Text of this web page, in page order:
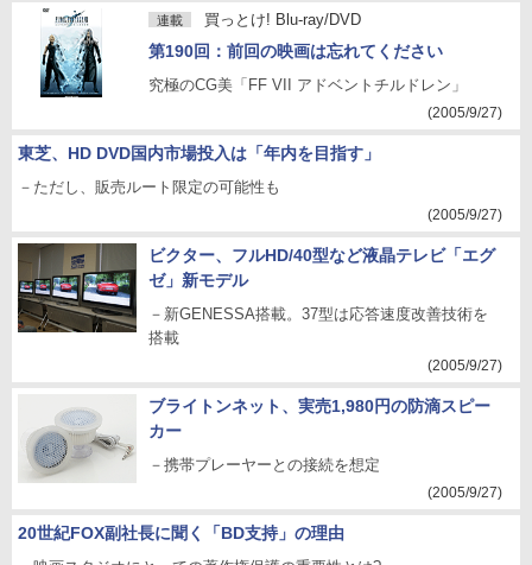
連載 買っとけ! Blu-ray/DVD
第190回：前回の映画は忘れてください
究極のCG美「FF VII アドベントチルドレン」
(2005/9/27)
東芝、HD DVD国内市場投入は「年内を目指す」
－ただし、販売ルート限定の可能性も
(2005/9/27)
ビクター、フルHD/40型など液晶テレビ「エグ
ゼ」新モデル
－新GENESSA搭載。37型は応答速度改善技術を
搭載
(2005/9/27)
ブライトンネット、実売1,980円の防滴スピー
カー
－携帯プレーヤーとの接続を想定
(2005/9/27)
20世紀FOX副社長に聞く「BD支持」の理由